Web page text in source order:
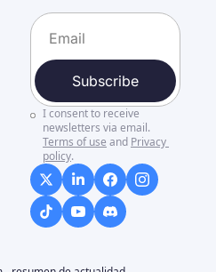
Subscribe
I consent to receive
newsletters via email.
Terms of use and Privacy
policy.